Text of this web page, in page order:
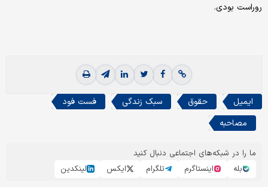
روراست بودی.
ایمیل حقوق سبک زندگی
فست فود
مصاحبه
ما را در شبکه‌های اجتماعی دنبال کنید
بله
اینستاگرم تلگرام ایکس لینکدین